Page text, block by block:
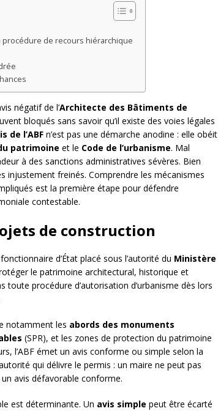
procédure de recours hiérarchique
négatif de l’Architecte des Bâtiments de
bloqués sans savoir qu’il existe des voies légales
de l’ABF n’est pas une démarche anodine : elle obéit
patrimoine et le Code de l’urbanisme. Mal
à des sanctions administratives sévères. Bien
injustement freinés. Comprendre les mécanismes
est la première étape pour défendre
contestable.
de construction
d’État placé sous l’autorité du Ministère
le patrimoine architectural, historique et
procédure d’autorisation d’urbanisme dès lors
notamment les abords des monuments
(SPR), et les zones de protection du patrimoine
l’ABF émet un avis conforme ou simple selon la
qui délivre le permis : un maire ne peut pas
avis défavorable conforme.
est déterminante. Un avis simple peut être écarté